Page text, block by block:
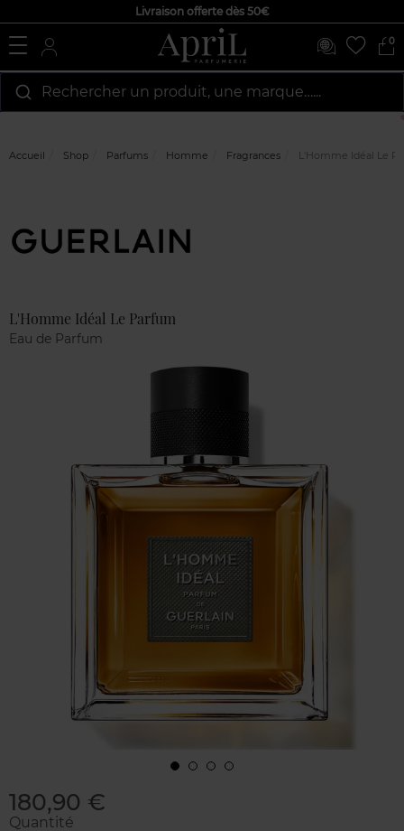
Livraison offerte dès 50€
0
Rechercher un produit, une marque…...
Accueil Shop Parfums Homme Fragrances L'Homme Idéal Le
L'Homme Idéal Le Parfum
Eau de Parfum
180,90 €
Quantité